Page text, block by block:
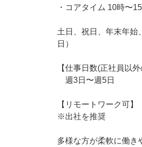
・コアタイム 10時〜
土日、祝日、年末年始
日）
【仕事日数(正社員以外
週3日〜週5日
【リモートワーク可】
※出社を推奨
多様な方が柔軟に働き